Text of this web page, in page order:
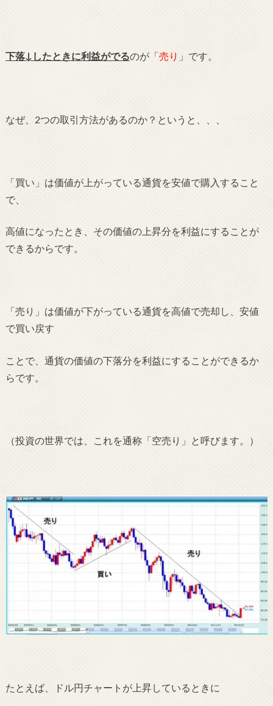
下落↓したときに利益がでるのが「 売り 」です。
なぜ、2つの取引方法があるのか？というと、、、
「買い」は価値が上がっている通貨を安値で購入すること
で、
高値になったとき、その価値の上昇分を利益にすることが
できるからです。
「売り」は価値が下がっている通貨を高値で売却し、安値
で買い戻す
ことで、通貨の価値の下落分を利益にすることができるか
らです。
（投資の世界では、これを通称「空売り」と呼びます。 ）
たとえば、ドル円チャートが上昇しているときに